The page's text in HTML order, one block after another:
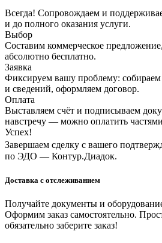
Всегда! Сопровождаем и
и до полного оказания услуги.
Выбор
Составим коммерческое
абсолютно бесплатно.
Заявка
Фиксируем вашу проблему:
и сведений, оформляем договор.
Оплата
Выставляем счёт и подписываем
навстречу — можно оплатить
Успех!
Завершаем сделку с вашего
по ЭДО — Контур.Диадок.
Доставка с отслеживанием
Получайте документы и
Оформим заказ самостоятельно.
обязательно заберите заказ!